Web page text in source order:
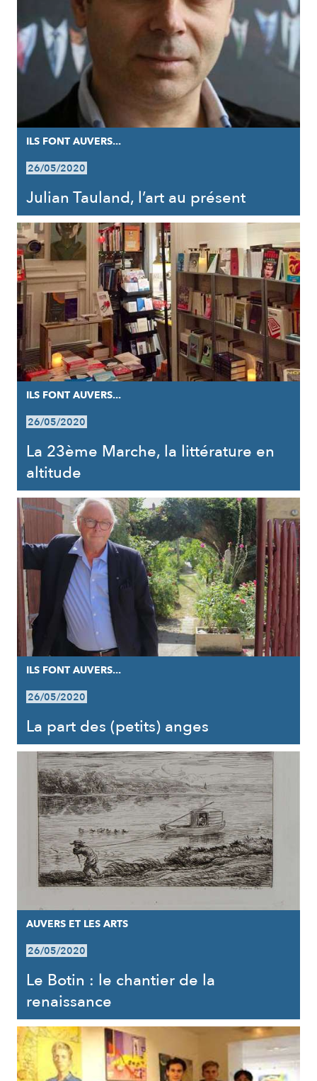
ILS FONT AUVERS...
26/05/2020
Julian Tauland, l’art au présent
ILS FONT AUVERS...
26/05/2020
La 23ème Marche, la littérature en
altitude
ILS FONT AUVERS...
26/05/2020
La part des (petits) anges
AUVERS ET LES ARTS
26/05/2020
Le Botin : le chantier de la
renaissance